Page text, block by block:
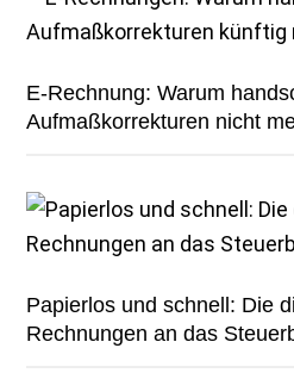
E-Rechnung: Warum
Aufmaßkorrekturen nicht
Papierlos und schnell: Die
Rechnungen an das